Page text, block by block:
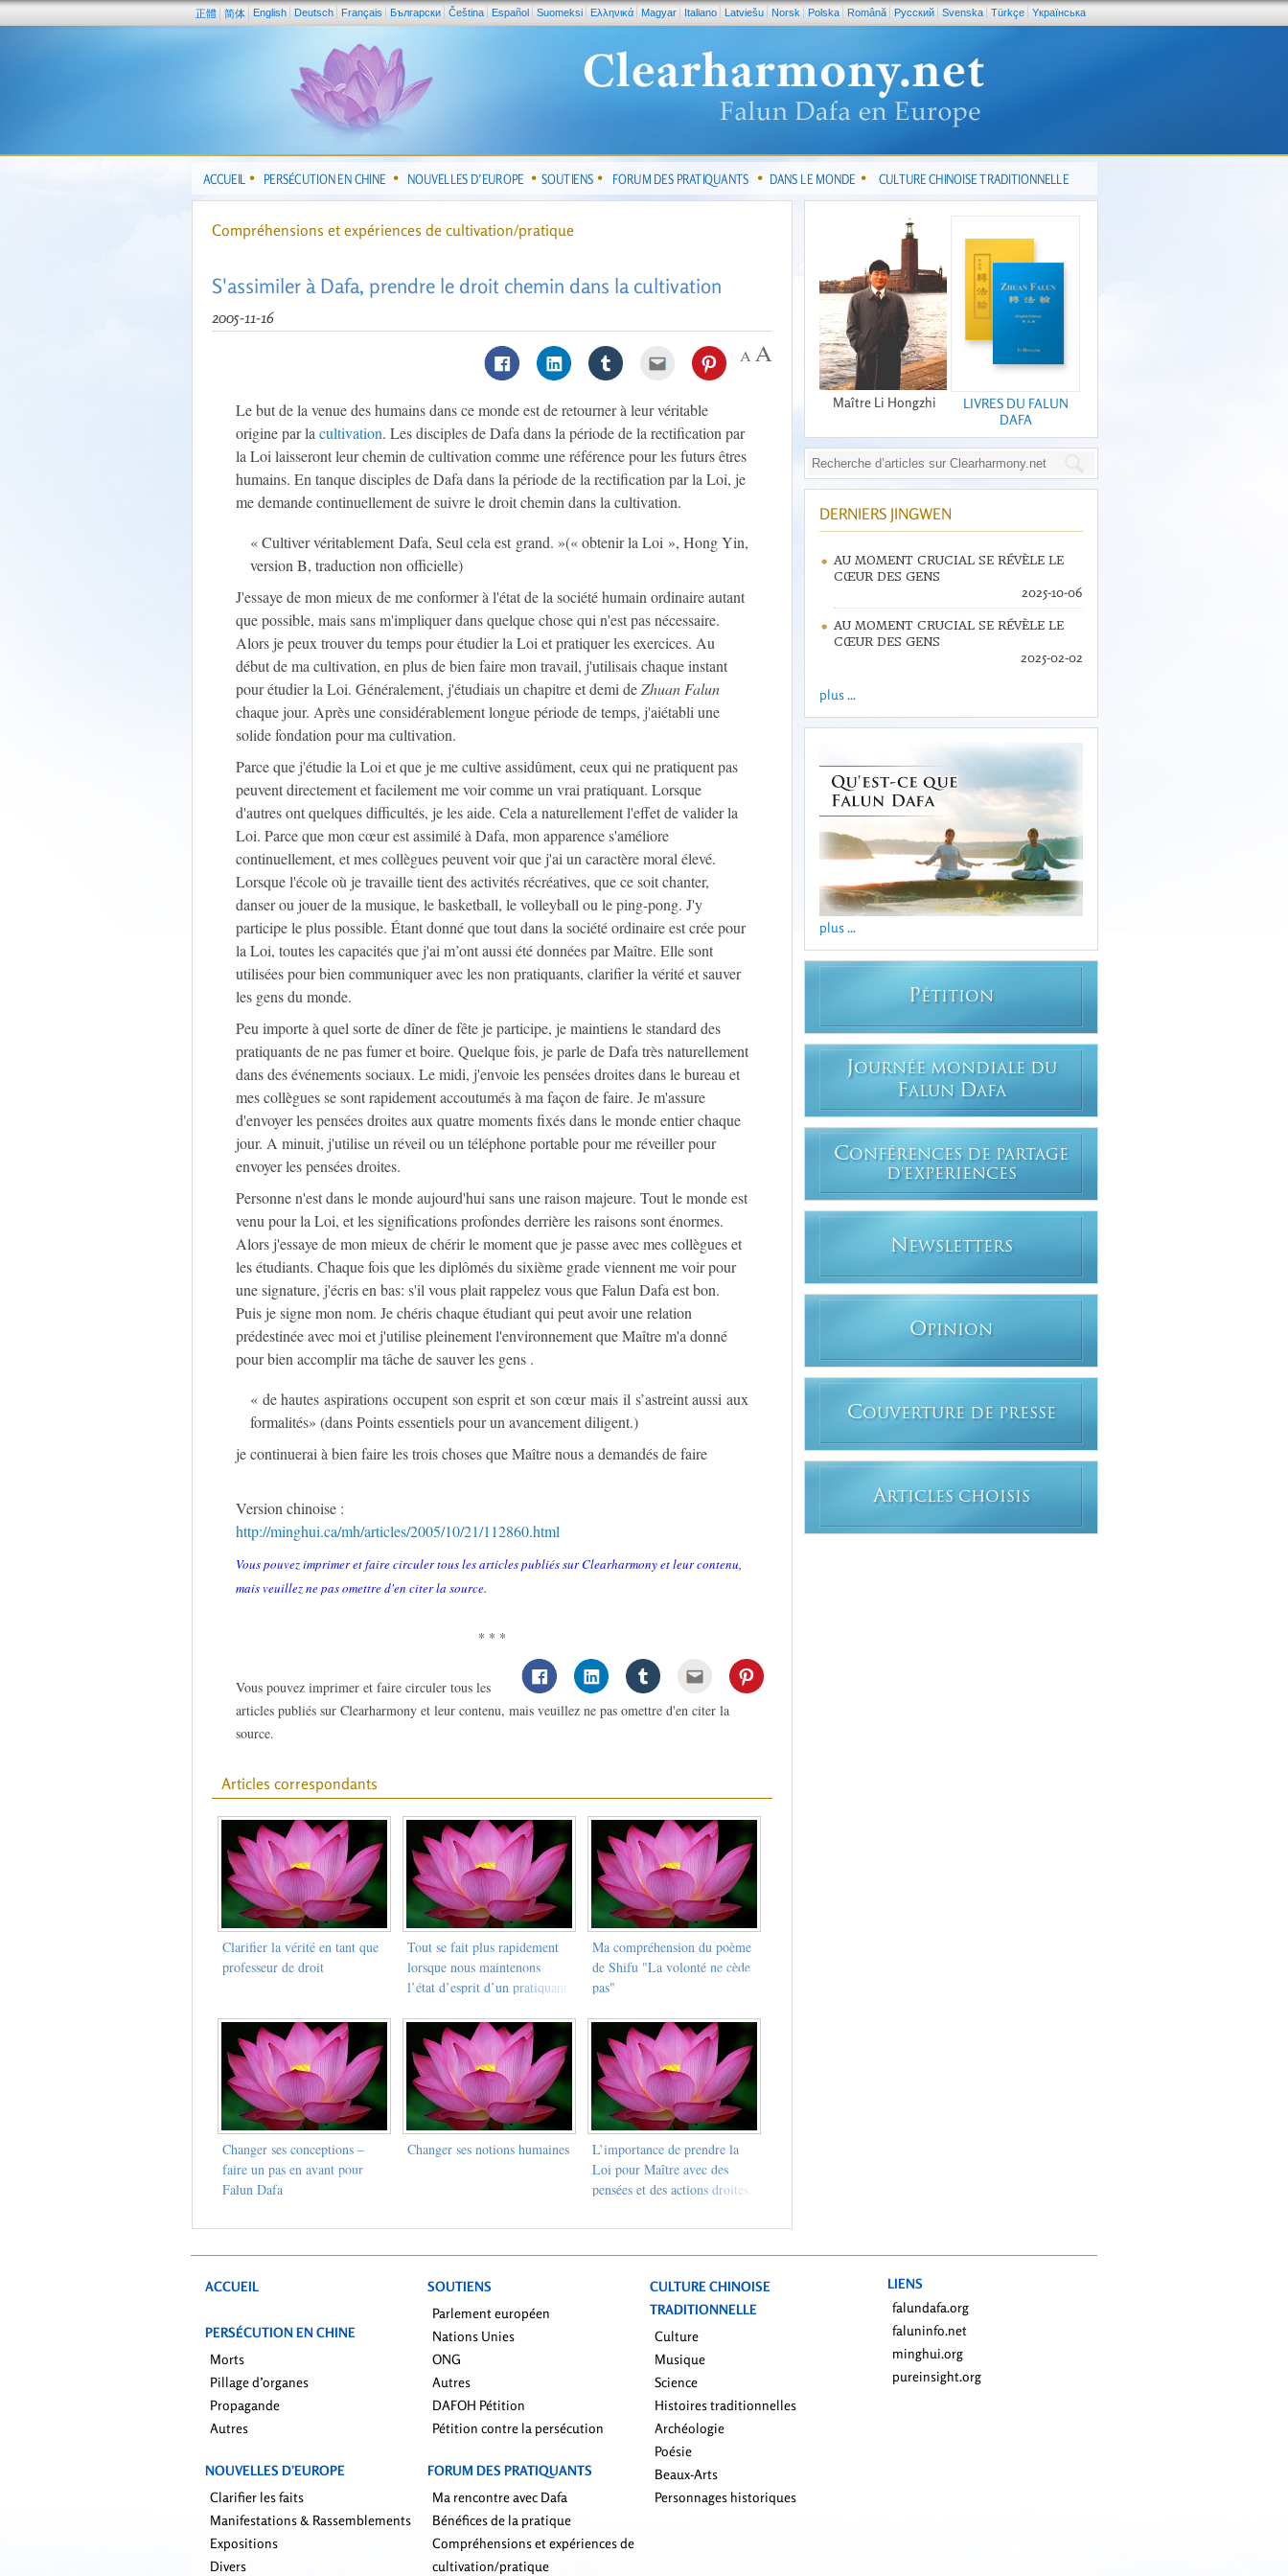
正體 简体 English Deutsch Français Български Čeština Español Suomeksi Ελληνικά Magyar Italiano Latviešu Norsk Polska Română Pусский Svenska Türkçe Yкраїнська
ACCUEIL PERSÉCUTION EN CHINE NOUVELLES D’EUROPE SOUTIENS FORUM DES PRATIQUANTS DANS LE MONDE CULTURE CHINOISE TRADITIONNELLE
Compréhensions et expériences de cultivation/pratique
S'assimiler à Dafa, prendre le droit chemin dans la cultivation
2005-11-16
Le but de la venue des humains dans ce monde est de retourner à leur véritable
origine par la cultivation. Les disciples de Dafa dans la période de la rectification par
la Loi laisseront leur chemin de cultivation comme une référence pour les futurs êtres
humains. En tanque disciples de Dafa dans la période de la rectification par la Loi, je
me demande continuellement de suivre le droit chemin dans la cultivation.
« Cultiver véritablement Dafa, Seul cela est grand. »(« obtenir la Loi », Hong Yin,
version B, traduction non officielle)
J'essaye de mon mieux de me conformer à l'état de la société humain ordinaire autant
que possible, mais sans m'impliquer dans quelque chose qui n'est pas nécessaire.
Alors je peux trouver du temps pour étudier la Loi et pratiquer les exercices. Au
début de ma cultivation, en plus de bien faire mon travail, j'utilisais chaque instant
pour étudier la Loi. Généralement, j'étudiais un chapitre et demi deZhuan Falun
chaque jour. Après une considérablement longue période de temps, j'aiétabli une
solide fondation pour ma cultivation.
Parce que j'étudie la Loi et que je me cultive assidûment, ceux qui ne pratiquent pas
peuvent directement et facilement me voir comme un vrai pratiquant. Lorsque
d'autres ont quelques difficultés, je les aide. Cela a naturellement l'effet de valider la
Loi. Parce que mon cœur est assimilé à Dafa, mon apparence s'améliore
continuellement, et mes collègues peuvent voir que j'ai un caractère moral élevé.
Lorsque l'école où je travaille tient des activités récréatives, que ce soit chanter,
danser ou jouer de la musique, le basketball, le volleyball ou le ping-pong. J'y
participe le plus possible. Étant donné que tout dans la société ordinaire est crée pour
la Loi, toutes les capacités que j'ai m’ont aussi été données par Maître. Elle sont
utilisées pour bien communiquer avec les non pratiquants, clarifier la vérité et sauver
les gens du monde.
Peu importe à quel sorte de dîner de fête je participe, je maintiens le standard des
pratiquants de ne pas fumer et boire. Quelque fois, je parle de Dafa très naturellement
dans des événements sociaux. Le midi, j'envoie les pensées droites dans le bureau et
mes collègues se sont rapidement accoutumés à ma façon de faire. Je m'assure
d'envoyer les pensées droites aux quatre moments fixés dans le monde entier chaque
jour. A minuit, j'utilise un réveil ou un téléphone portable pour me réveiller pour
envoyer les pensées droites.
Personne n'est dans le monde aujourd'hui sans une raison majeure. Tout le monde est
venu pour la Loi, et les significations profondes derrière les raisons sont énormes.
Alors j'essaye de mon mieux de chérir le moment que je passe avec mes collègues et
les étudiants. Chaque fois que les diplômés du sixième grade viennent me voir pour
une signature, j'écris en bas: s'il vous plait rappelez vous que Falun Dafa est bon.
Puis je signe mon nom. Je chéris chaque étudiant qui peut avoir une relation
prédestinée avec moi et j'utilise pleinement l'environnement que Maître m'a donné
pour bien accomplir ma tâche de sauver les gens .
« de hautes aspirations occupent son esprit et son cœur mais il s’astreint aussi aux
formalités» (dans Points essentiels pour un avancement diligent.)
je continuerai à bien faire les trois choses que Maître nous a demandés de faire
Version chinoise :
http://minghui.ca/mh/articles/2005/10/21/112860.html
Vous pouvez imprimer et faire circuler tous les articles publiés sur Clearharmony et leur contenu,
mais veuillez ne pas omettre d'en citer la source.
* * *
Vous pouvez imprimer et faire circuler tous les
articles publiés sur Clearharmony et leur contenu, mais veuillez ne pas omettre d'en citer la
source.
Articles correspondants
Clarifier la vérité en tant que
professeur de droit
Tout se fait plus rapidement
lorsque nous maintenons
l’état d’esprit d’un pratiquant
Ma compréhension du poème
de Shifu "La volonté ne cède
pas"
Changer ses conceptions –
faire un pas en avant pour
Falun Dafa
Changer ses notions humaines
L’importance de prendre la
Loi pour Maître avec des
pensées et des actions droites.
Maître Li Hongzhi
LIVRES DU FALUN
DAFA
DERNIERS JINGWEN
AU MOMENT CRUCIAL SE RÉVÈLE LE
CŒUR DES GENS
2025-10-06
AU MOMENT CRUCIAL SE RÉVÈLE LE
CŒUR DES GENS
2025-02-02
plus ...
plus ...
PÉTITION
JOURNÉE MONDIALE DU
FALUN DAFA
CONFÉRENCES DE PARTAGE
D'EXPERIENCES
N EWSLETTERS
OPINION
COUVERTURE DE PRESSE
ARTICLES CHOISIS
ACCUEIL
PERSÉCUTION EN CHINE
Morts
Pillage d’organes
Propagande
Autres
NOUVELLES D’EUROPE
Clarifier les faits
Manifestations & Rassemblements
Expositions
Divers
SOUTIENS
Parlement européen
Nations Unies
ONG
Autres
DAFOH Pétition
Pétition contre la persécution
FORUM DES PRATIQUANTS
Ma rencontre avec Dafa
Bénéfices de la pratique
Compréhensions et expériences de
cultivation/pratique
CULTURE CHINOISE
TRADITIONNELLE
Culture
Musique
Science
Histoires traditionnelles
Archéologie
Poésie
Beaux-Arts
Personnages historiques
LIENS
falundafa.org
faluninfo.net
minghui.org
pureinsight.org